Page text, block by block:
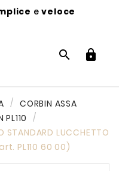
eveloce
 
CORBIN ASSA
PL110
LUCCHETTO
PL110 60 00)